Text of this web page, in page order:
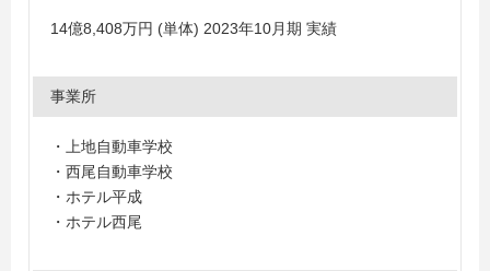
14億8,408万円 (単体) 2023年10月期 実績
事業所
・上地自動車学校
・西尾自動車学校
・ホテル平成
・ホテル西尾